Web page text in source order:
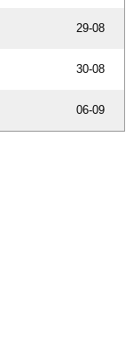
29-08
30-08
06-09